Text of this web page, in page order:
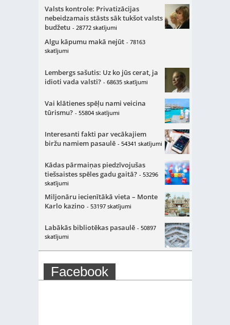
Valsts kontrole: Privatizācijas
nebeidzamais stāsts sāk tukšot valsts
budžetu - 28772 skatījumi
Algu kāpumu makā nejūt - 78163
skatījumi
Lembergs sašutis: Uz ko jūs cerat, ja
idioti vada valsti? - 68635 skatījumi
Vai klātienes spēļu nami veicina
tūrismu? - 55804 skatījumi
Interesanti fakti par vecākajiem
biržu namiem pasaulē - 54341 skatījumi
Kādas pārmaiņas piedzīvojušas
tiešsaistes spēles gadu gaitā? - 53296
skatījumi
Miljonāru iecienītākā vieta – Monte
Karlo kazino - 53197 skatījumi
Labākās bibliotēkas pasaulē - 50897
skatījumi
Facebook